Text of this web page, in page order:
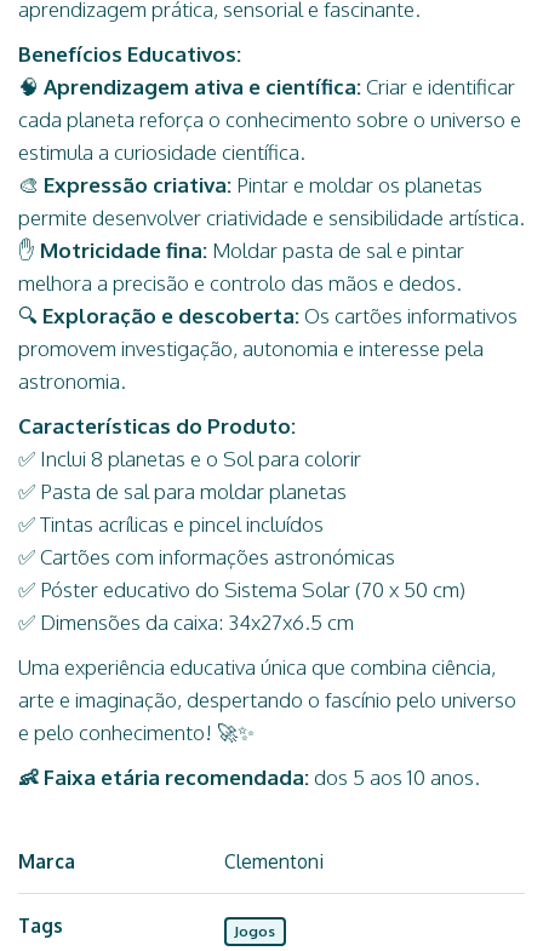
aprendizagem prática, sensorial e fascinante.
Benefícios Educativos:
🧠 Aprendizagem ativa e científica:Criar e identificar
cada planeta reforça o conhecimento sobre o universo e
estimula a curiosidade científica.
🎨 Expressão criativa: Pintar e moldar os planetas
permite desenvolver criatividade e sensibilidade artística.
✋ Motricidade fina: Moldar pasta de sal e pintar
melhora a precisão e controlo das mãos e dedos.
🔍 Exploração e descoberta:Os cartões informativos
promovem investigação, autonomia e interesse pela
astronomia.
Características do Produto:
✅ Inclui 8 planetas e o Sol para colorir
✅ Pasta de sal para moldar planetas
✅ Tintas acrílicas e pincel incluídos
✅ Cartões com informações astronómicas
✅ Póster educativo do Sistema Solar (70 x 50 cm)
✅ Dimensões da caixa: 34x27x6.5 cm
Uma experiência educativa única que combina ciência,
arte e imaginação, despertando o fascínio pelo universo
e pelo conhecimento! 🚀✨
👶 Faixa etária recomendada:dos 5 aos 10 anos.
Marca Clementoni
Tags Jogos